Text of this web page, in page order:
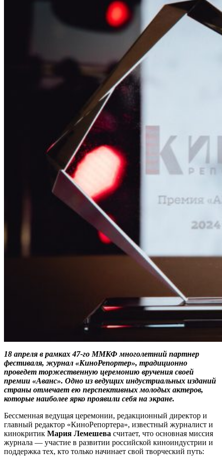
18 апреля в рамках 47-го ММКФ многолетний партнер
фестиваля, журнал «КиноРепортер», традиционно
проведет торжественную церемонию вручения своей
премии «Аванс». Одно из ведущих индустриальных изданий
страны отмечает ею перспективных молодых актеров,
которые наиболее ярко проявили себя на экране.
Бессменная ведущая церемонии, редакционный директор и
главный редактор «КиноРепортера», известный журналист и
кинокритик Мария Лемешева считает, что основная миссия
журнала — участие в развитии российской киноиндустрии и
поддержка тех, кто только начинает свой творческий путь: